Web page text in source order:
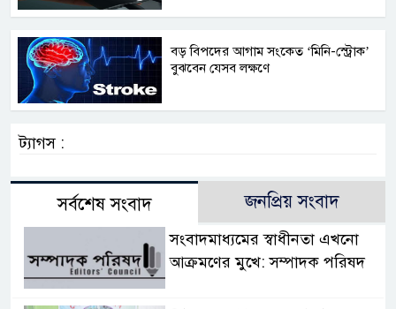
বড় বিপদের আগাম সংকেত ‘মিনি-স্ট্রোক’
বুঝবেন যেসব লক্ষণে
ট্যাগস :
সর্বশেষ সংবাদ জনপ্রিয় সংবাদ
সংবাদমাধ্যমের স্বাধীনতা এখনো
আক্রমণের মুখে: সম্পাদক পরিষদ